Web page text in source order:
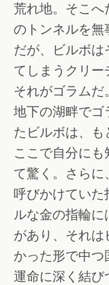
荒れ地。そこへ
のトンネルを無
だが、ビルボは
てしまうクリー
それがゴラムだ
地下の湖畔でゴ
たビルボは、も
ここで自分にも
て驚く。さらに
呼びかけていた
ルな金の指輪に
があり、それは
かった形で中つ
運命に深く結び